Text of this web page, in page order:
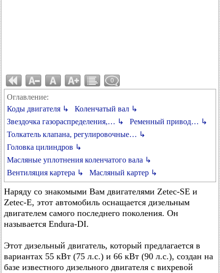
0
Оглавление:
Коды двигателя ↳
Коленчатый вал ↳
Звездочка газораспределения,… ↳
Ременный привод… ↳
Толкатель клапана, регулировочные… ↳
Головка цилиндров ↳
Масляные уплотнения коленчатого вала ↳
Вентиляция картера ↳
Масляный картер ↳
Наряду со знакомыми Вам двигателями Zetec-SE и
Zetec-E, этот автомобиль оснащается дизельным
двигателем самого последнего поколения. Он
называется Endura-DI.
Этот дизельный двигатель, который предлагается в
вариантах 55 кВт (75 л.с.) и 66 кВт (90 л.с.), создан на
базе известного дизельного двигателя с вихревой